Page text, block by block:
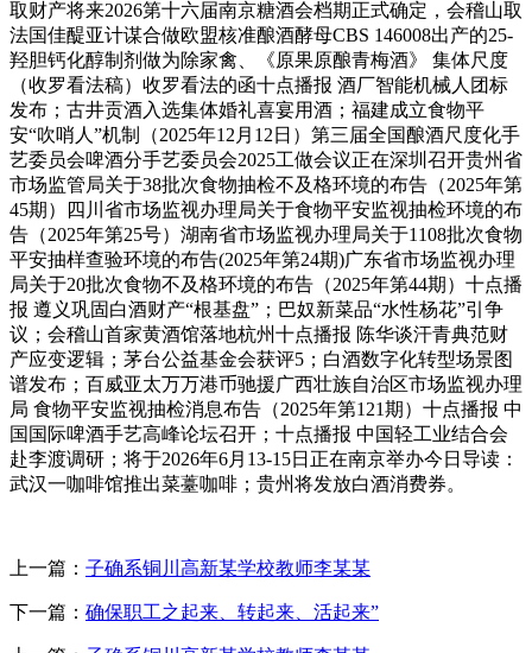
取财产将来2026第十六届南京糖酒会档期正式确定，会稽山取
法国佳醍亚计谋合做欧盟核准酿酒酵母CBS 146008出产的25-
羟胆钙化醇制剂做为除家禽、《原果原酿青梅酒》 集体尺度
（收罗看法稿）收罗看法的函十点播报 酒厂智能机械人团标
发布；古井贡酒入选集体婚礼喜宴用酒；福建成立食物平
安“吹哨人”机制（2025年12月12日）第三届全国酿酒尺度化手
艺委员会啤酒分手艺委员会2025工做会议正在深圳召开贵州省
市场监管局关于38批次食物抽检不及格环境的布告（2025年第
45期）四川省市场监视办理局关于食物平安监视抽检环境的布
告（2025年第25号）湖南省市场监视办理局关于1108批次食物
平安抽样查验环境的布告(2025年第24期)广东省市场监视办理
局关于20批次食物不及格环境的布告（2025年第44期）十点播
报 遵义巩固白酒财产“根基盘”；巴奴新菜品“水性杨花”引争
议；会稽山首家黄酒馆落地杭州十点播报 陈华谈汗青典范财
产应变逻辑；茅台公益基金会获评5；白酒数字化转型场景图
谱发布；百威亚太万万港币驰援广西壮族自治区市场监视办理
局 食物平安监视抽检消息布告（2025年第121期）十点播报 中
国国际啤酒手艺高峰论坛召开；十点播报 中国轻工业结合会
赴李渡调研；将于2026年6月13-15日正在南京举办今日导读：
武汉一咖啡馆推出菜薹咖啡；贵州将发放白酒消费券。
上一篇： 子确系铜川高新某学校教师李某某
下一篇： 确保职工之起来、转起来、活起来”